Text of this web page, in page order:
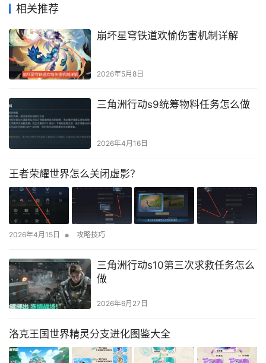
相关推荐
崩坏星穹铁道欢愉伤害机制详解
2026年5月8日
三角洲行动s9统筹物料任务怎么做
2026年4月16日
王者荣耀世界怎么关闭虚影？
2026年4月15日 • 攻略技巧
三角洲行动s10第三次求救任务怎么
做
2026年6月27日
洛克王国世界精灵分支进化图鉴大全